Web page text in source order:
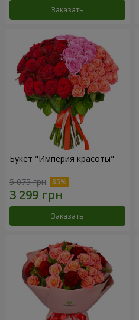
Заказать
Букет "Империя красоты"
5 075 грн
Заказать